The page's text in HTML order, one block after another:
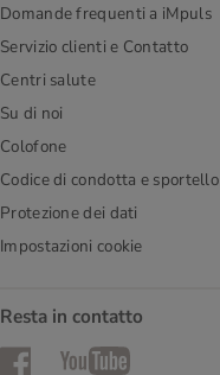
Domande frequenti a iMpuls
Servizio clienti e Contatto
Centri salute
Su di noi
Colofone
Codice di condotta e sportello
Protezione dei dati
Impostazioni cookie
Resta in contatto
FacebookYouTube